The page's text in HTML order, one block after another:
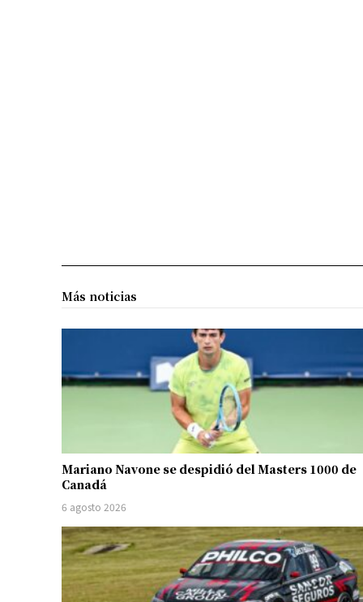
Más noticias
Mariano Navone se despidió del Masters 1000 de
Canadá
6 agosto 2026